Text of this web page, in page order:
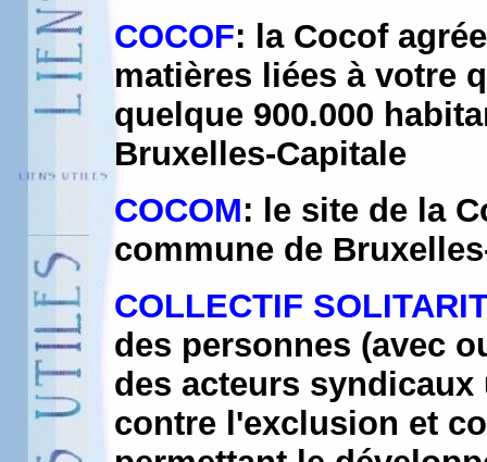
COCOF: la Cocof
matières liées à votre
quelque 900.000
Bruxelles-Capitale
COCOM: le site de la
commune de
COLLECTIF
des personnes (avec
des acteurs
contre l'exclusion et